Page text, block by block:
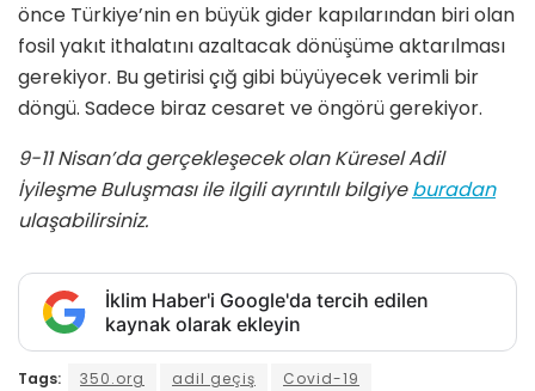
önce Türkiye’nin en büyük gider kapılarından biri olan
fosil yakıt ithalatını azaltacak dönüşüme aktarılması
gerekiyor. Bu getirisi çığ gibi büyüyecek verimli bir
döngü. Sadece biraz cesaret ve öngörü gerekiyor.
9-11 Nisan’da gerçekleşecek olan Küresel Adil
İyileşme Buluşması ile ilgili ayrıntılı bilgiyeburadan
ulaşabilirsiniz.
İklim Haber'i Google'da tercih edilen
kaynak olarak ekleyin
Tags: 350.org adil geçiş
Covid-19